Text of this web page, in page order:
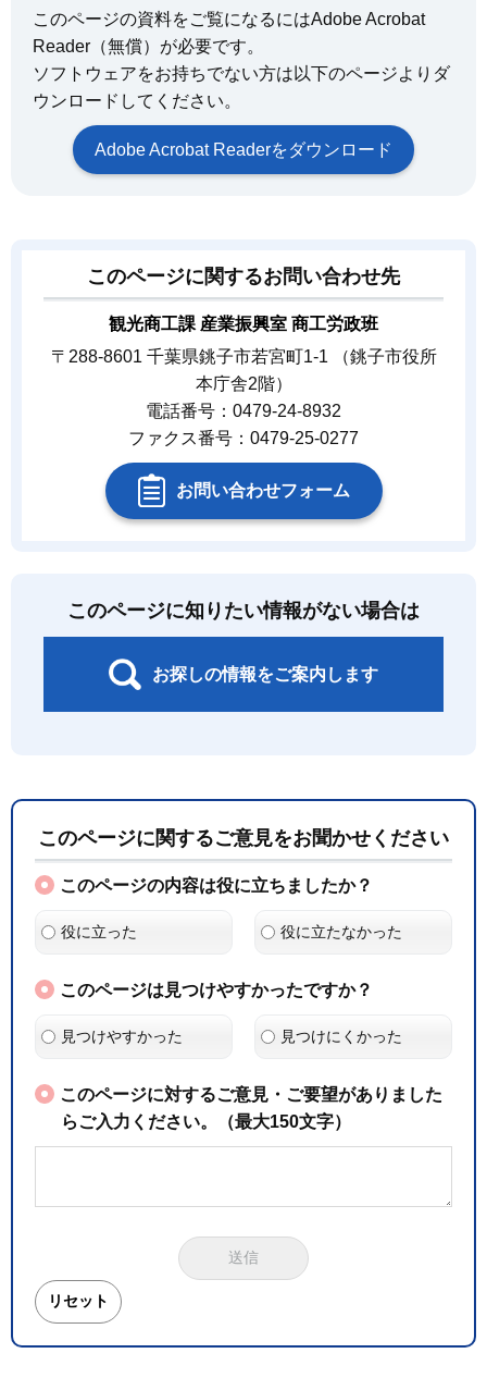
このページの資料をご覧になるにはAdobe Acrobat
Reader（無償）が必要です。
ソフトウェアをお持ちでない方は以下のページよりダ
ウンロードしてください。
Adobe Acrobat Readerをダウンロード
このページに関するお問い合わせ先
観光商工課 産業振興室 商工労政班
〒288-8601 千葉県銚子市若宮町1-1 （銚子市役所
本庁舎2階）
電話番号：0479-24-8932
ファクス番号：0479-25-0277
お問い合わせフォーム
このページに知りたい情報がない場合は
お探しの情報をご案内します
このページに関するご意見をお聞かせください
このページの内容は役に立ちましたか？
役に立った 役に立たなかった
このページは見つけやすかったですか？
見つけやすかった 見つけにくかった
このページに対するご意見・ご要望がありました
らご入力ください。（最大150文字）